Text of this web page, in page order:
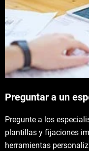
Preguntar a un
Pregunte a los
plantillas y fijaciones
herramientas